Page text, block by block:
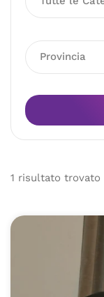
Provincia
1 risultato trovato